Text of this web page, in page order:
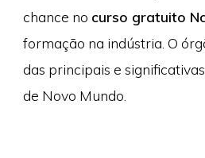
chance no curso gratuito
formação na indústria. O
das principais e
de Novo Mundo.